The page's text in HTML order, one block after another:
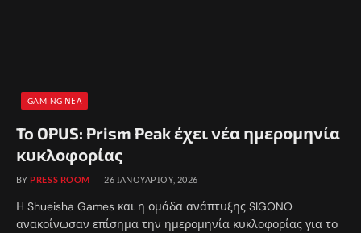
GAMING ΝΈΑ
To OPUS: Prism Peak έχει νέα ημερομηνία
κυκλοφορίας
BY PRESS ROOM 26 ΙΑΝΟΥΑΡΊΟΥ, 2026
Η Shueisha Games και η ομάδα ανάπτυξης SIGONO
ανακοίνωσαν επίσημα την ημερομηνία κυκλοφορίας για το